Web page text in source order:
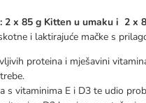
x 85 g Kitten u umaku i 2 x
i laktirajuće mačke s
proteina i mješavini
s vitaminima E i D3 te udio